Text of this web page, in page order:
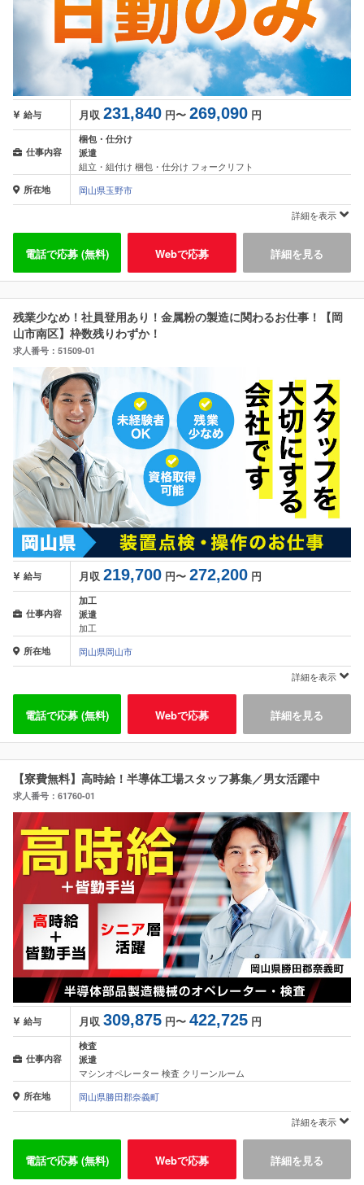
給与 月収 231,840 円〜 269,090 円
仕事内容
梱包・仕分け
派遣
組立・組付け 梱包・仕分け フォークリフト
所在地
岡山県玉野市
詳細を表示
電話で応募 (無料) Webで応募 詳細を見る
残業少なめ！社員登用あり！金属粉の製造に関わるお仕事！【岡
山市南区】枠数残りわずか！
求人番号：51509-01
給与 月収 219,700 円〜 272,200 円
仕事内容
加工
派遣
加工
所在地
岡山県岡山市
詳細を表示
電話で応募 (無料) Webで応募 詳細を見る
【寮費無料】高時給！半導体工場スタッフ募集／男女活躍中
求人番号：61760-01
給与 月収 309,875 円〜 422,725 円
仕事内容
検査
派遣
マシンオペレーター 検査 クリーンルーム
所在地
岡山県勝田郡奈義町
詳細を表示
電話で応募 (無料) Webで応募 詳細を見る